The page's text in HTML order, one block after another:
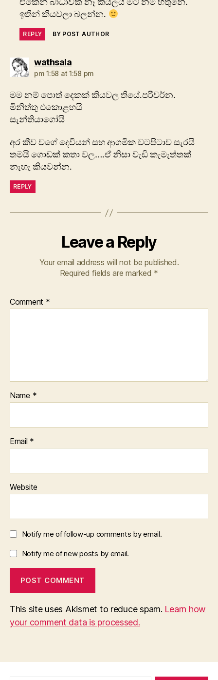
ඉතින් කියවලා බලන්න.
REPLY BY POST AUTHOR
wathsalasays:
pm 1:58 at 1:58 pm
මම නම් පොත් දෙකක් කියවල තියේ.පරිවර්න.
මිනිත්තු එකොළහයි
සැන්තියාගෝයි
අර කීව වගේ දෙවියන් සහ ආගමික වටපිටාව සැරයි
තමයි ගොඩක් කතා වල….ඒ නිසා වැඩි කැමැත්තක්
නැහැ කියවන්න.
REPLY
Leave a Reply
Your email address will not be published.
Required fields are marked *
Comment *
Name *
Email *
Website
Notify me of follow-up comments by email.
Notify me of new posts by email.
This site uses Akismet to reduce spam. Learn how
your comment data is processed.